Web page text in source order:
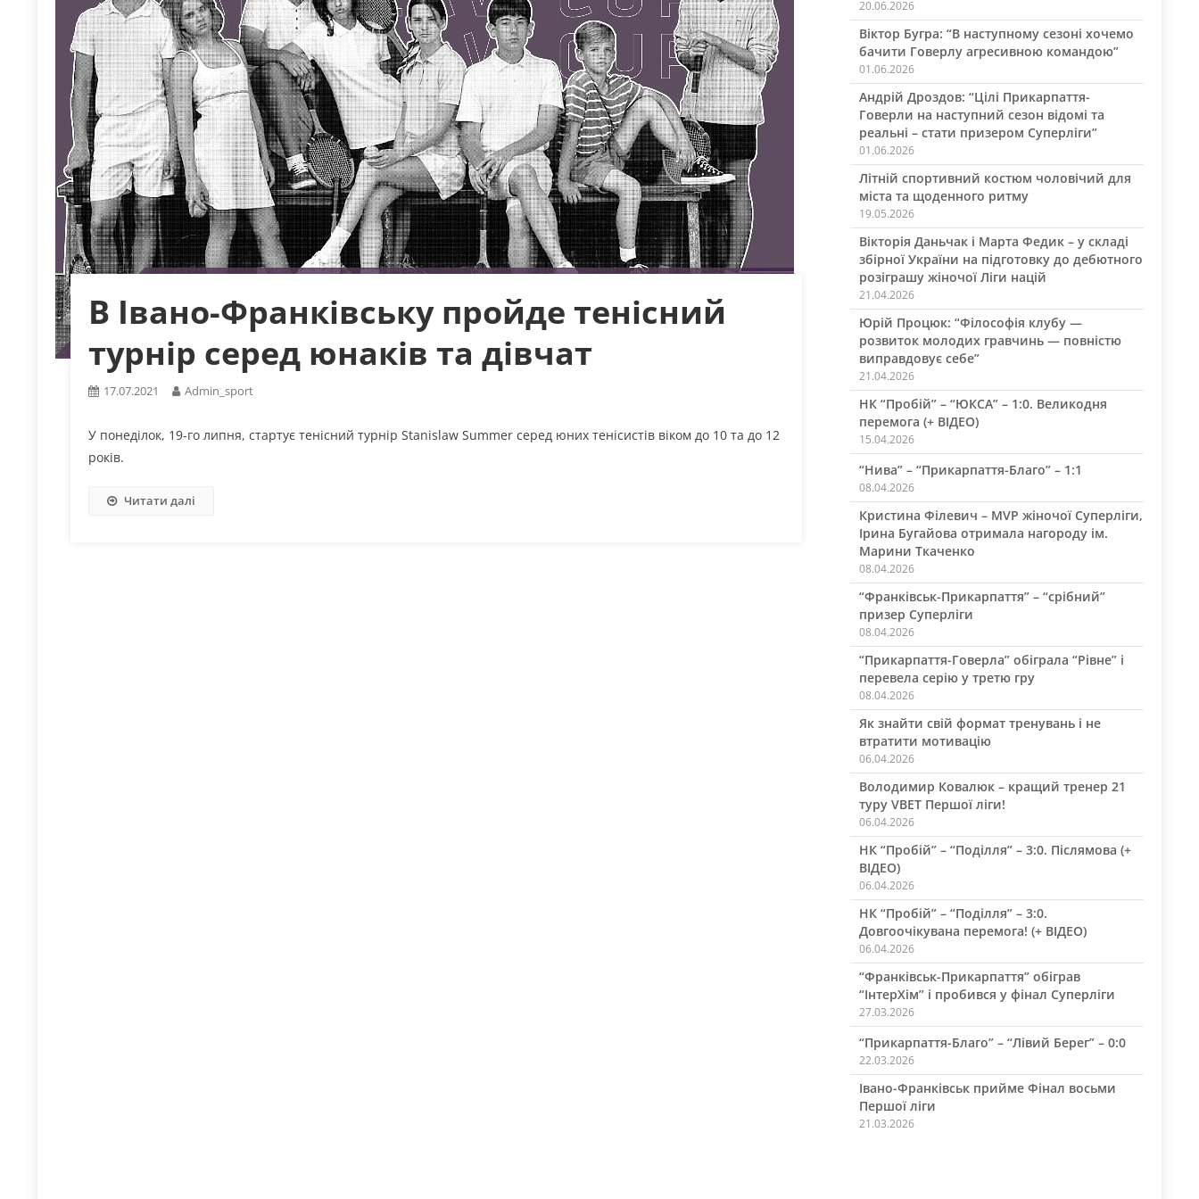
В Івано-Франківську пройде тенісний
турнір серед юнаків та дівчат
17.07.2021 Admin_sport
У понеділок, 19-го липня, стартує тенісний турнір Stanislaw Summer серед юних тенісистів віком до 10 та до 12
років.
Читати далі
20.06.2026
Віктор Бугра: “В наступному сезоні хочемо
бачити Говерлу агресивною командою”
01.06.2026
Андрій Дроздов: “Цілі Прикарпаття-
Говерли на наступний сезон відомі та
реальні – стати призером Суперліги”
01.06.2026
Літній спортивний костюм чоловічий для
міста та щоденного ритму
19.05.2026
Вікторія Даньчак і Марта Федик – у складі
збірної України на підготовку до дебютного
розіграшу жіночої Ліги націй
21.04.2026
Юрій Процюк: “Філософія клубу —
розвиток молодих гравчинь — повністю
виправдовує себе”
21.04.2026
НК “Пробій” – “ЮКСА” – 1:0. Великодня
перемога (+ ВІДЕО)
15.04.2026
“Нива” – “Прикарпаття-Благо” – 1:1
08.04.2026
Кристина Філевич – MVP жіночої Суперліги,
Ірина Бугайова отримала нагороду ім.
Марини Ткаченко
08.04.2026
“Франківськ-Прикарпаття” – “срібний”
призер Суперліги
08.04.2026
“Прикарпаття-Говерла” обіграла “Рівне” і
перевела серію у третю гру
08.04.2026
Як знайти свій формат тренувань і не
втратити мотивацію
06.04.2026
Володимир Ковалюк – кращий тренер 21
туру VBET Першої ліги!
06.04.2026
НК “Пробій” – “Поділля” – 3:0. Післямова (+
ВІДЕО)
06.04.2026
НК “Пробій” – “Поділля” – 3:0.
Довгоочікувана перемога! (+ ВІДЕО)
06.04.2026
“Франківськ-Прикарпаття” обіграв
“ІнтерХім” і пробився у фінал Суперліги
27.03.2026
“Прикарпаття-Благо” – “Лівий Берег” – 0:0
22.03.2026
Івано-Франківськ прийме Фінал восьми
Першої ліги
21.03.2026